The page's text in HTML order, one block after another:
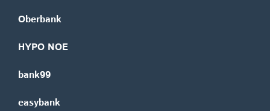
Oberbank
HYPO NOE
bank99
easybank